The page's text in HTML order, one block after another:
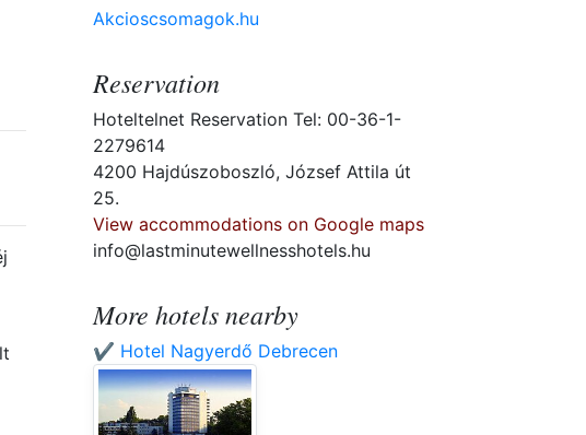
Akcioscsomagok.hu
Reservation
Hoteltelnet Reservation Tel: 00-36-1-
2279614
4200 Hajdúszoboszló, József Attila út
25.
View accommodations on Google maps
info@lastminutewellnesshotels.hu
More hotels nearby
✔️ Hotel Nagyerdő Debrecen